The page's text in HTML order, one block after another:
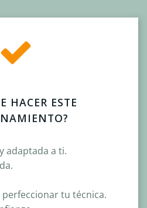
HACER ESTE
adaptada a ti.
tu técnica.